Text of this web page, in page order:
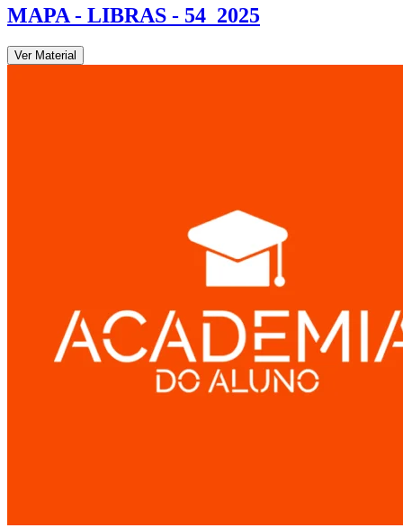
MAPA - LIBRAS - 54_2025
Ver Material